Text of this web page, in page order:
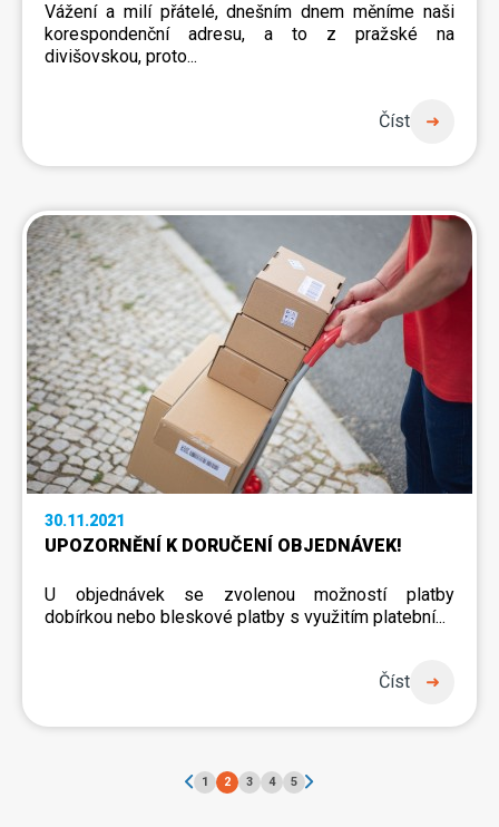
Vážení a milí přátelé, dnešním dnem měníme naši
korespondenční adresu, a to z pražské na
divišovskou, proto...
Číst
30.11.2021
UPOZORNĚNÍ K DORUČENÍ OBJEDNÁVEK!
U objednávek se zvolenou možností platby
dobírkou nebo bleskové platby s využitím platební...
Číst
1 2 3 4 5